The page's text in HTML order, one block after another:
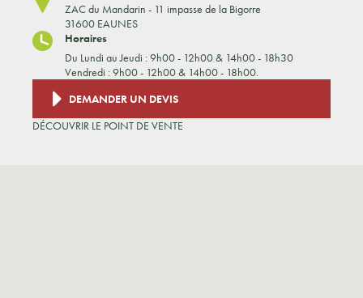
ZAC du Mandarin - 11 impasse de la Bigorre
31600 EAUNES
Horaires
Du Lundi au Jeudi : 9h00 - 12h00 & 14h00 - 18h30
Vendredi : 9h00 - 12h00 & 14h00 - 18h00.
DEMANDER UN DEVIS
DÉCOUVRIR LE POINT DE VENTE